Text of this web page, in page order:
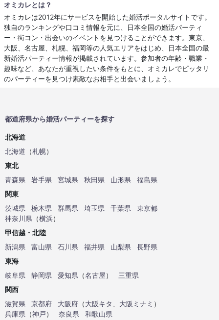
オミカレとは？
オミカレは2012年にサービスを開始した婚活ポータルサイトです。
独自のランキングや口コミ情報を元に、日本全国の婚活パーティ
ー・街コン・出会いのイベントを見つけることができます。東京、
大阪、名古屋、札幌、福岡等の人気エリアをはじめ、日本全国の最
新婚活パーティー情報が掲載されています。参加者の年齢・職業・
趣味など、あなたが重視したい条件をもとに、オミカレでピッタリ
のパーティーを見つけ素敵なお相手と出会いましょう。
都道府県から婚活パーティーを探す
北海道
北海道 （札幌）
東北
青森県
岩手県 宮城県 秋田県 山形県
福島県
関東
茨城県
栃木県 群馬県 埼玉県 千葉県
東京都
神奈川県 （横浜）
甲信越・北陸
新潟県
富山県 石川県 福井県 山梨県
長野県
東海
岐阜県
静岡県 愛知県 （名古屋）
三重県
関西
滋賀県
京都府 大阪府 （大阪キタ 大阪ミナミ ）
兵庫県 （神戸） 奈良県
和歌山県